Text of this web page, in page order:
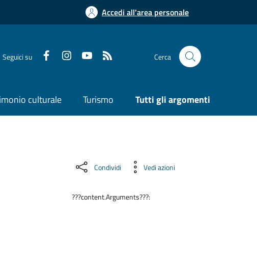
Accedi all'area personale
Seguici su Cerca
culturale Turismo Tutti gli argomenti
Condividi Vedi azioni
???content.Arguments???: